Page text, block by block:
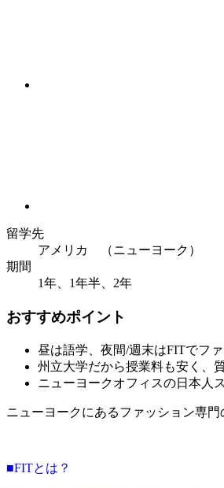
留学先
アメリカ （ニューヨーク）
期間
1年、1年半、2年
おすすめポイント
昼は語学、夜間/週末はFITでフ
州立大学だから授業料も安く、
ニューヨークオフィスの日本人
ニューヨークにあるファッション専
■FITとは？